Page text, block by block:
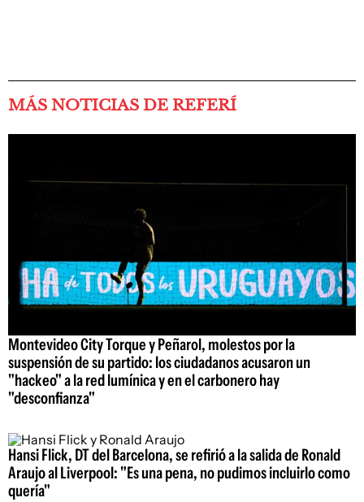
MÁS NOTICIAS DE REFERÍ
Montevideo City Torque y Peñarol, molestos por la
suspensión de su partido: los ciudadanos acusaron un
"hackeo" a la red lumínica y en el carbonero hay
"desconfianza"
Hansi Flick, DT del Barcelona, se refirió a la salida de Ronald
Araujo al Liverpool: "Es una pena, no pudimos incluirlo como
quería"